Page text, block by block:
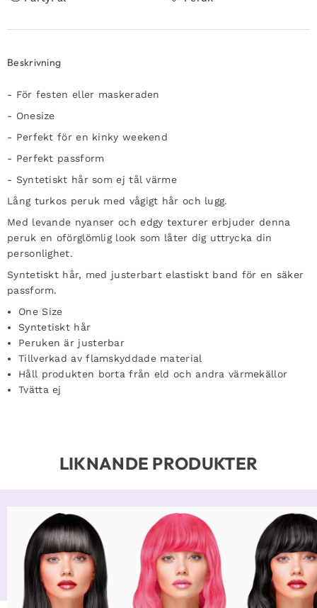
Beskrivning
- För festen eller maskeraden
- Onesize
- Perfekt för en kinky weekend
- Perfekt passform
- Syntetiskt hår som ej tål värme
Lång turkos peruk med vågigt hår och lugg.
Med levande nyanser och edgy texturer erbjuder denna
peruk en oförglömlig look som låter dig uttrycka din
personlighet.
Syntetiskt hår, med justerbart elastiskt band för en säker
passform.
One Size
Syntetiskt hår
Peruken är justerbar
Tillverkad av flamskyddade material
Håll produkten borta från eld och andra värmekällor
Tvätta ej
LIKNANDE PRODUKTER